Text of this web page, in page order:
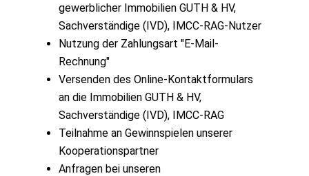
gewerblicher Immobilien GUTH & HV,
Sachverständige (IVD), IMCC-RAG-Nutzer
Nutzung der Zahlungsart "E-Mail-
Rechnung"
Versenden des Online-Kontaktformulars
an die Immobilien GUTH & HV,
Sachverständige (IVD), IMCC-RAG
Teilnahme an Gewinnspielen unserer
Kooperationspartner
Anfragen bei unseren